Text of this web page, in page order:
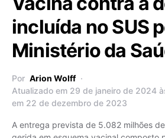
incluída no SUS
Ministério da
Por Arion Wolff
Atualizado em 29 de janeiro de 2024
em 22 de dezembro de 2023
A entrega prevista de 5.082 milhões